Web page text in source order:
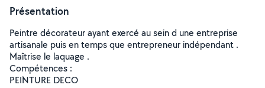
Présentation
Peintre décorateur ayant exercé au sein d une entreprise
artisanale puis en temps que entrepreneur indépendant .
Maîtrise le laquage .
Compétences :
PEINTURE DECO